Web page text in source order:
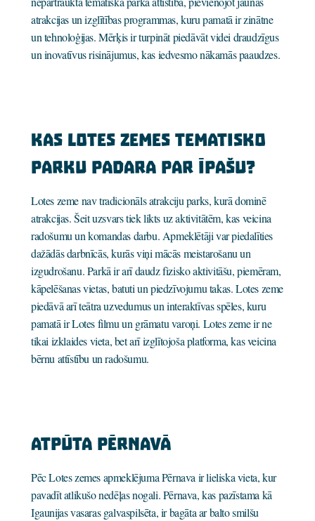
atrakcijas un izglītības programmas, kuru pamatā ir zinātne
un tehnoloģijas. Mērķis ir turpināt piedāvāt videi draudzīgus
un inovatīvus risinājumus, kas iedvesmo nākamās paaudzes.
Kas Lotes zemes tematisko
parku padara par īpašu?
Lotes zeme nav tradicionāls atrakciju parks, kurā dominē
atrakcijas. Šeit uzsvars tiek likts uz aktivitātēm, kas veicina
radošumu un komandas darbu. Apmeklētāji var piedalīties
dažādās darbnīcās, kurās viņi mācās meistarošanu un
izgudrošanu. Parkā ir arī daudz fizisko aktivitāšu, piemēram,
kāpelēšanas vietas, batuti un piedzīvojumu takas. Lotes zeme
piedāvā arī teātra uzvedumus un interaktīvas spēles, kuru
pamatā ir Lotes filmu un grāmatu varoņi. Lotes zeme ir ne
tikai izklaides vieta, bet arī izglītojoša platforma, kas veicina
bērnu attīstību un radošumu.
Atpūta Pērnavā
Pēc Lotes zemes apmeklējuma Pērnava ir lieliska vieta, kur
pavadīt atlikušo nedēļas nogali. Pērnava, kas pazīstama kā
Igaunijas vasaras galvaspilsēta, ir bagāta ar balto smilšu